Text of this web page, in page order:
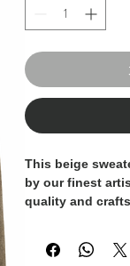
This beige
by our finest
quality and
making it easy